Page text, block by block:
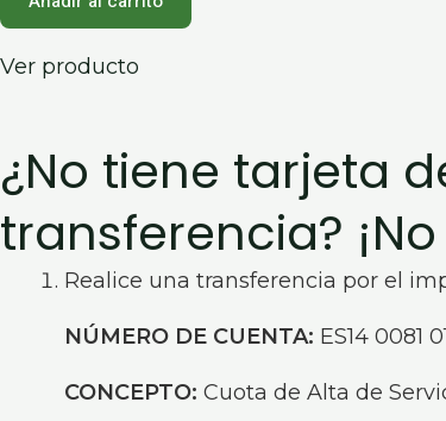
Ver producto
¿No tiene tarjeta
transferencia?
Realice una transferencia por el
NÚMERO DE CUENTA: ES14 0081
CONCEPTO: Cuota de Alta de